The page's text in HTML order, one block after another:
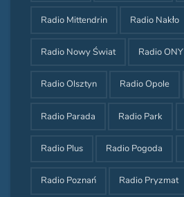
Radio Mittendrin Radio Nakło
Radio Nowy Świat Radio ONY
Radio Olsztyn Radio Opole
Radio Parada Radio Park
Radio Plus Radio Pogoda
Radio Poznań Radio Pryzmat